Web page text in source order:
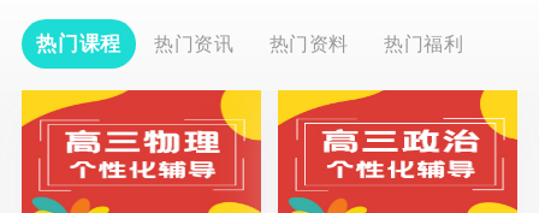
热门课程 热门资讯 热门资料 热门福利